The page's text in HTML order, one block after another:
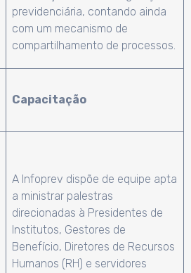
previdenciária, contando ainda
com um mecanismo de
compartilhamento de processos.
Capacitação
A Infoprev dispõe de equipe apta
a ministrar palestras
direcionadas à Presidentes de
Institutos, Gestores de
Benefício, Diretores de Recursos
Humanos (RH) e servidores